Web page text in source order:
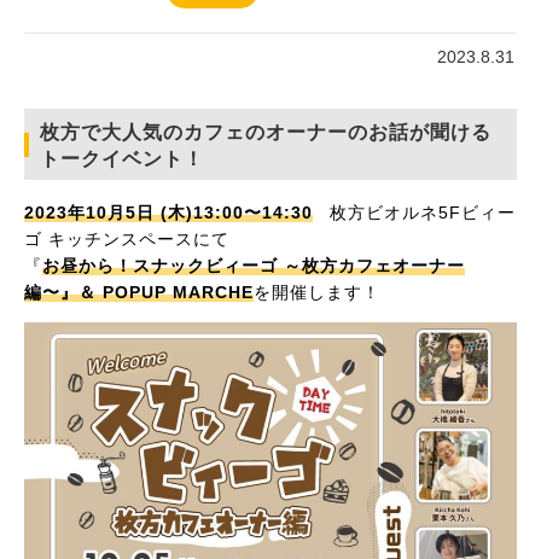
2023.8.31
枚方で大人気のカフェのオーナーのお話が聞ける
トークイベント！
2023年10月5日 (木)13:00〜14:30枚方ビオルネ5Fビィー
ゴ キッチンスペースにて
『お昼から！スナックビィーゴ ～枚方カフェオーナー
編〜』＆ POPUP MARCHEを開催します！